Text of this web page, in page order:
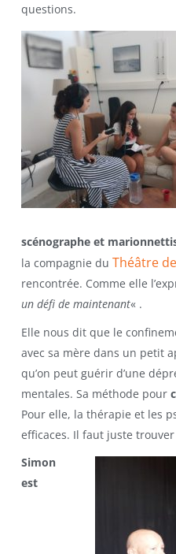
questions.
scénographe et
la compagnie du Théâtre
rencontrée. Comme elle
un défi de maintenant« .
Elle nous dit que le
avec sa mère dans un petit
qu’on peut guérir d’une
mentales. Sa méthode pour
Pour elle, la thérapie et les
efficaces. Il faut juste
Simon
est